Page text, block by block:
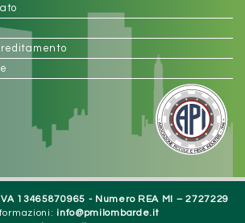
13465870965 - Numero REA MI – 2727229
info@pmilombarde.it